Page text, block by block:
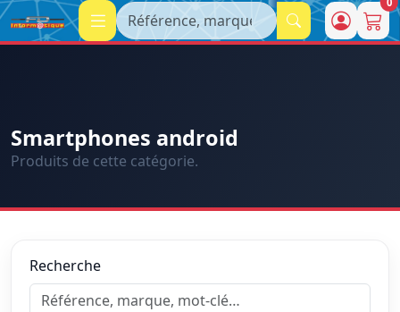
Recherche
Smartphones android
Produits de cette catégorie.
Recherche